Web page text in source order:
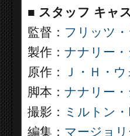
■ スタッフ キャ
監督： フリッツ
製作： ナナリー
原作：
Ｊ・Ｈ・
脚本： ナナリー
撮影： ミルトン
編集： マージョ